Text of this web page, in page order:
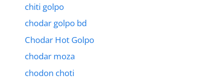
chiti golpo
chodar golpo bd
Chodar Hot Golpo
chodar moza
chodon choti